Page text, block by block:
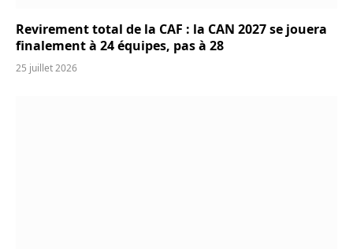
Revirement total de la CAF : la CAN 2027 se jouera
finalement à 24 équipes, pas à 28
25 juillet 2026